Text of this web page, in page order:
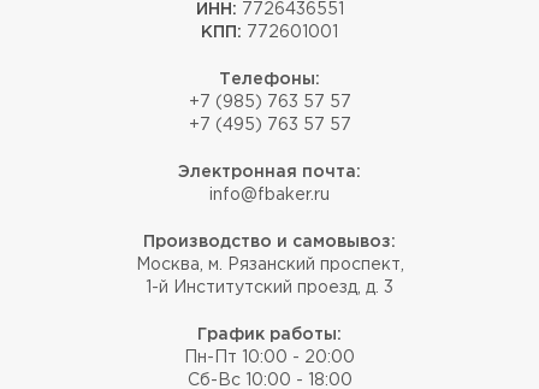
ИНН: 7726436551
КПП: 772601001
Телефоны:
+7 (985) 763 57 57
+7 (495) 763 57 57
Электронная почта:
info@fbaker.ru
Производство и самовывоз:
Москва, м. Рязанский проспект,
1-й Институтский проезд, д. 3
График работы:
Пн-Пт 10:00 - 20:00
Сб-Вс 10:00 - 18:00